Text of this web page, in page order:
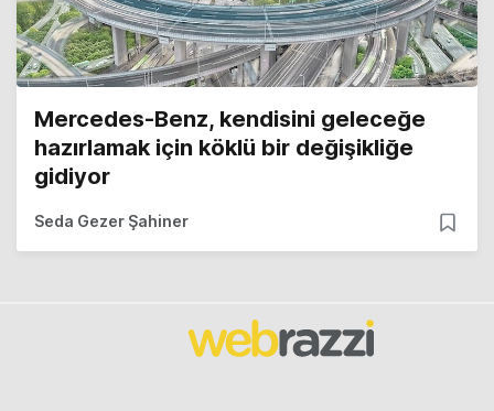
Mercedes-Benz, kendisini geleceğe
hazırlamak için köklü bir değişikliğe
gidiyor
Seda Gezer Şahiner